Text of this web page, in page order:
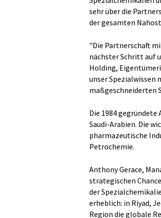
sehr über die
der gesamten
"Die Partnerschaft
nächster Schritt auf
Holding,
unser Spezialwissen
maßgeschneiderten
Die 1984
Saudi-Arabien. Die
pharmazeutische
Petrochemie.
Anthony Gerace,
strategischen
der
erheblich: in Riyad,
Region die globale